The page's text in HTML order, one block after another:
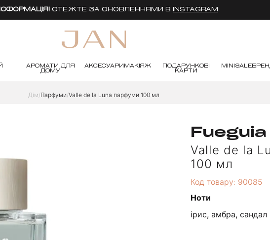
СТЕЖТЕ ЗА ОНОВЛЕННЯМИ В INSTAGRAM
АРОМАТИ ДЛЯ
ДОМУ
АКСЕСУАРИ МАКІЯЖ
ПОДАРУНКОВІ
КАРТИ
MINI SALE
Дім Парфуми Valle de la Luna парфуми 100 мл
Valle de la
100 мл
Код товару: 90085
Ноти
ірис, амбра, сандал